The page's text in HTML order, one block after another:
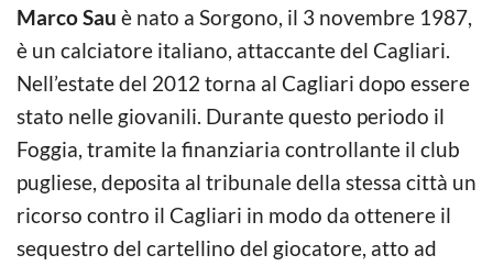
Marco Sau è nato a Sorgono, il 3 novembre 1987,
è un calciatore italiano, attaccante del Cagliari.
Nell’estate del 2012 torna al Cagliari dopo essere
stato nelle giovanili. Durante questo periodo il
Foggia, tramite la finanziaria controllante il club
pugliese, deposita al tribunale della stessa città un
ricorso contro il Cagliari in modo da ottenere il
sequestro del cartellino del giocatore, atto ad